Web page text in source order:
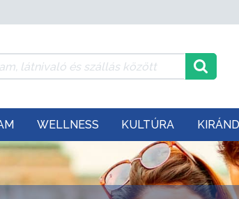
WELLNESS KULTÚRA